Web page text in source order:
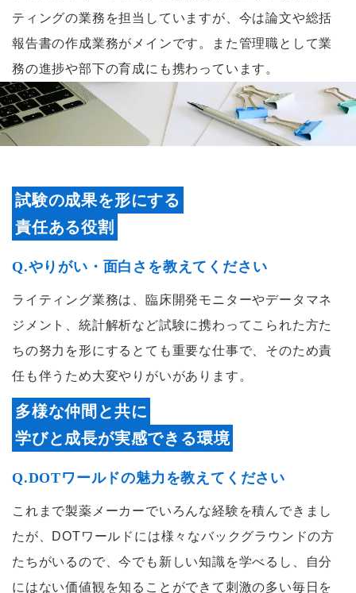
ティングの業務を担当していますが、今は論文や総括
報告書の作成業務がメインです。また管理職として業
務の進捗や部下の育成にも携わっています。
試験の成果を形にする
責任ある役割
Q.やりがい・面白さを教えてください
ライティング業務は、臨床開発モニターやデータマネ
ジメント、統計解析など試験に携わってこられた方た
ちの努力を形にするとても重要な仕事で、そのため責
任も伴うため大変やりがいがあります。
多様な仲間と共に
学びと成長が実感できる環境
Q.DOTワールドの魅力を教えてください
これまで製薬メーカーでいろんな経験を積んできまし
たが、DOTワールドには様々なバックグラウンドの方
たちがいるので、今でも新しい知識を学べるし、自分
にはない価値観を知ることができて刺激の多い毎日を